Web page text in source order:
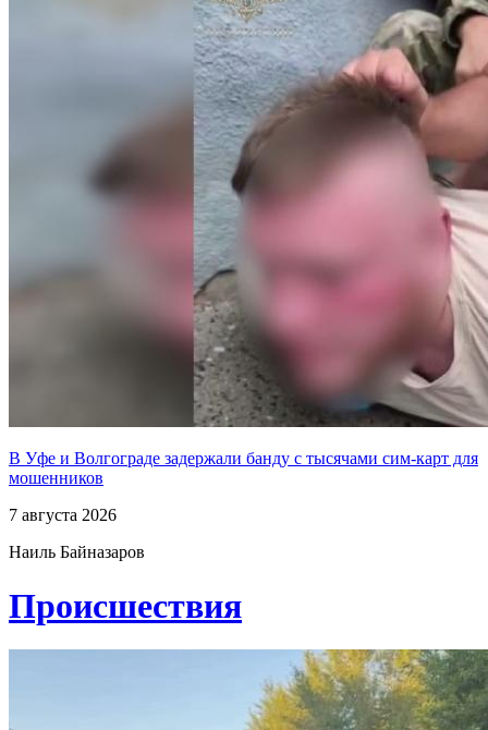
В Уфе и Волгограде задержали банду с тысячами сим-карт для
мошенников
7 августа 2026
Наиль Байназаров
Проиcшествия